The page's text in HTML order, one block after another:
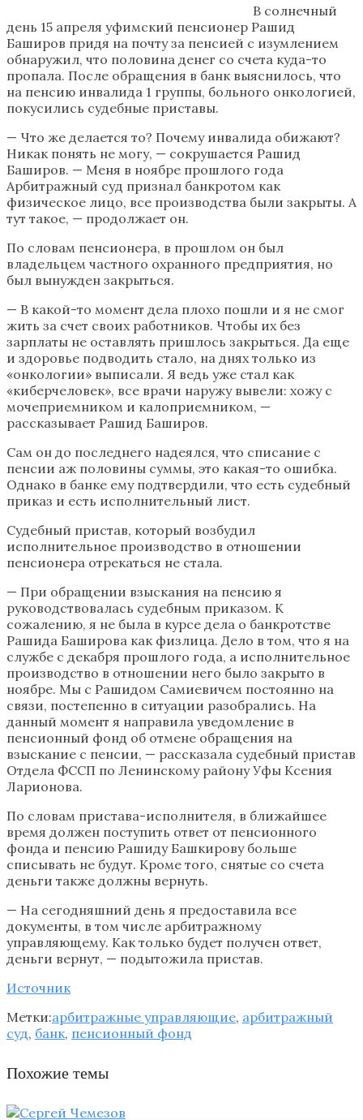
В солнечный
день 15 апреля уфимский пенсионер Рашид
Баширов придя на почту за пенсией с изумлением
обнаружил, что половина денег со счета куда-то
пропала. После обращения в банк выяснилось, что
на пенсию инвалида 1 группы, больного онкологией,
покусились судебные приставы.
— Что же делается то? Почему инвалида обижают?
Никак понять не могу, — сокрушается Рашид
Баширов. — Меня в ноябре прошлого года
Арбитражный суд признал банкротом как
физическое лицо, все производства были закрыты. А
тут такое, — продолжает он.
По словам пенсионера, в прошлом он был
владельцем частного охранного предприятия, но
был вынужден закрыться.
— В какой-то момент дела плохо пошли и я не смог
жить за счет своих работников. Чтобы их без
зарплаты не оставлять пришлось закрыться. Да еще
и здоровье подводить стало, на днях только из
«онкологии» выписали. Я ведь уже стал как
«киберчеловек», все врачи наружу вывели: хожу с
мочеприемником и калоприемником, —
рассказывает Рашид Баширов.
Сам он до последнего надеялся, что списание с
пенсии аж половины суммы, это какая-то ошибка.
Однако в банке ему подтвердили, что есть судебный
приказ и есть исполнительный лист.
Судебный пристав, который возбудил
исполнительное производство в отношении
пенсионера отрекаться не стала.
— При обращении взыскания на пенсию я
руководствовалась судебным приказом. К
сожалению, я не была в курсе дела о банкротстве
Рашида Баширова как физлица. Дело в том, что я на
службе с декабря прошлого года, а исполнительное
производство в отношении него было закрыто в
ноябре. Мы с Рашидом Самиевичем постоянно на
связи, постепенно в ситуации разобрались. На
данный момент я направила уведомление в
пенсионный фонд об отмене обращения на
взыскание с пенсии, — рассказала судебный пристав
Отдела ФССП по Ленинскому району Уфы Ксения
Ларионова.
По словам пристава-исполнителя, в ближайшее
время должен поступить ответ от пенсионного
фонда и пенсию Рашиду Башкирову больше
списывать не будут. Кроме того, снятые со счета
деньги также должны вернуть.
— На сегодняшний день я предоставила все
документы, в том числе арбитражному
управляющему. Как только будет получен ответ,
деньги вернут, — подытожила пристав.
Источник
Метки:арбитражные управляющие, арбитражный
суд, банк, пенсионный фонд
Похожие темы